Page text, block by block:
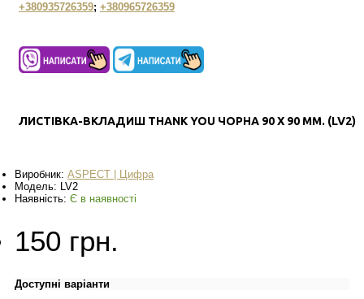
+380935726359; +380965726359
ЛИСТІВКА-ВКЛАДИШ THANK YOU ЧОРНА 90 Х 90 ММ. (LV2)
Виробник: АSPECT | Цифра
Модель: LV2
Наявність: Є в наявності
150 грн.
Доступні варіанти